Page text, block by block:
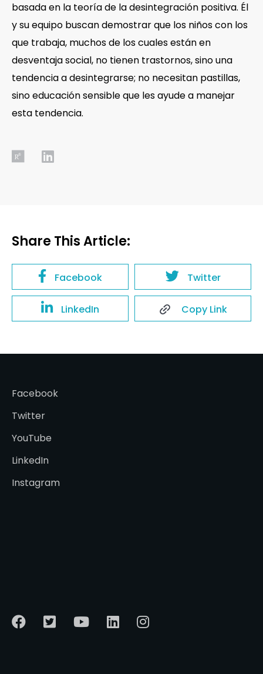
basada en la teoría de la desintegración positiva. Él
y su equipo buscan demostrar que los niños con los
que trabaja, muchos de los cuales están en
desventaja social, no tienen trastornos, sino una
tendencia a desintegrarse; no necesitan pastillas,
sino educación sensible que les ayude a manejar
esta tendencia.
Share This Article:
Facebook Twitter
LinkedIn Copy Link
Facebook
Twitter
YouTube
LinkedIn
Instagram